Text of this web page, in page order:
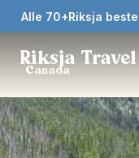
Alle 70+Riksja
Riksja Travel
Canada